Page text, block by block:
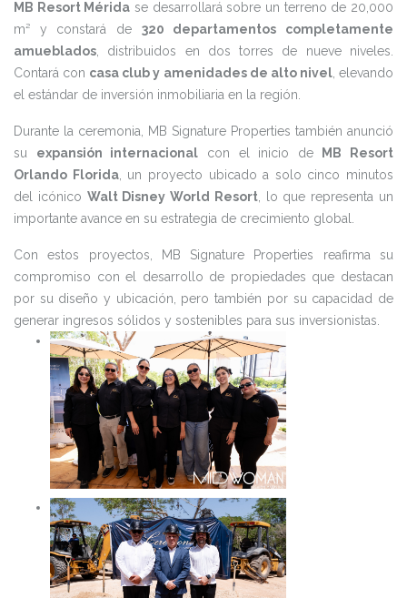
MB Resort Mérida se desarrollará sobre un terreno de 20,000
m² y constará de 320 departamentos completamente
amueblados , distribuidos en dos torres de nueve niveles.
Contará con casa club y amenidades de alto nivel, elevando
el estándar de inversión inmobiliaria en la región.
Durante la ceremonia, MB Signature Properties también anunció
su expansión internacional con el inicio de
MB Resort
Orlando Florida, un proyecto ubicado a solo cinco minutos
del icónico Walt Disney World Resort, lo que representa un
importante avance en su estrategia de crecimiento global.
Con estos proyectos, MB Signature Properties reafirma su
compromiso con el desarrollo de propiedades que destacan
por su diseño y ubicación, pero también por su capacidad de
generar ingresos sólidos y sostenibles para sus inversionistas.